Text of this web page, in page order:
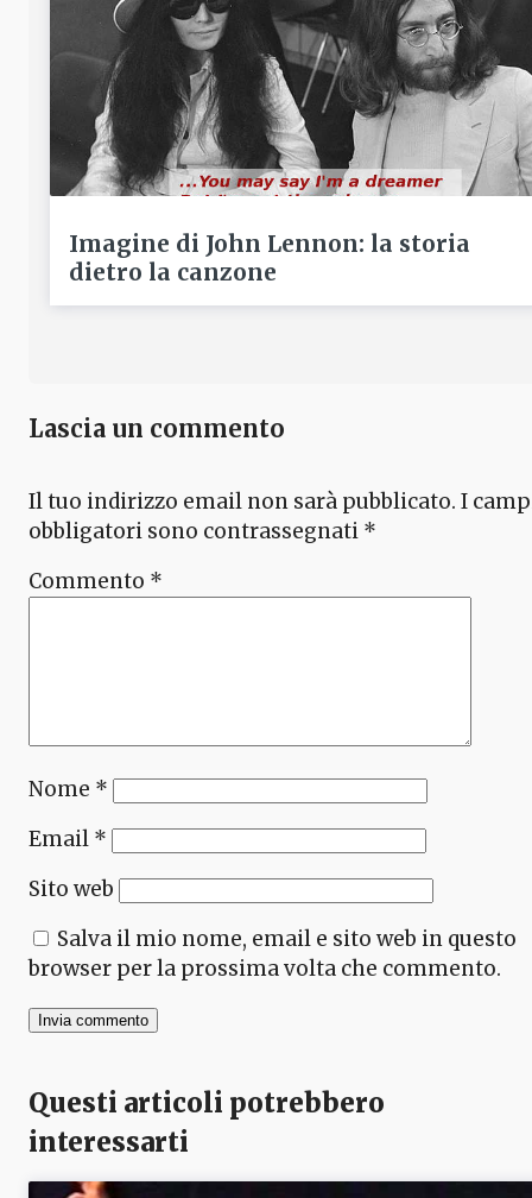
Imagine di John Lennon: la storia
dietro la canzone
Lascia un commento
Il tuo indirizzo email non sarà pubblicato. I
obbligatori sono contrassegnati *
Commento *
Nome *
Email *
Sito web
Salva il mio nome, email e sito web in questo
browser per la prossima volta che commento.
Questi articoli potrebbero
interessarti